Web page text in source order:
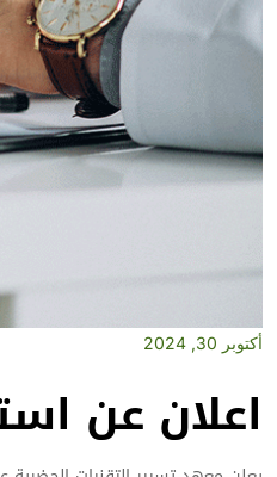
أكتوبر 30, 2024
اعلان عن